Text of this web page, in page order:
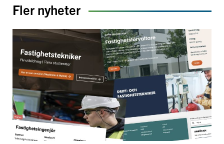
Fler nyheter